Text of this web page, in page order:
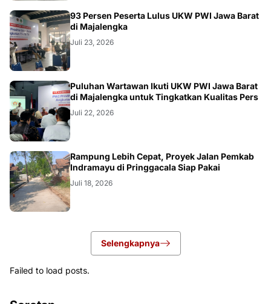
93 Persen Peserta Lulus UKW PWI Jawa Barat
di Majalengka
Juli 23, 2026
Puluhan Wartawan Ikuti UKW PWI Jawa Barat
di Majalengka untuk Tingkatkan Kualitas Pers
Juli 22, 2026
LOKAL
Rampung Lebih Cepat, Proyek Jalan Pemkab
Indramayu di Pringgacala Siap Pakai
Juli 18, 2026
Selengkapnya
Failed to load posts.